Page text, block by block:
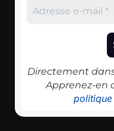
Directement
Apprenez-en